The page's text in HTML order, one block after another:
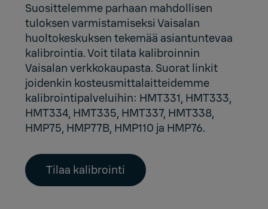
Suosittelemme parhaan mahdollisen
tuloksen varmistamiseksi Vaisalan
huoltokeskuksen tekemää asiantuntevaa
kalibrointia. Voit tilata kalibroinnin
Vaisalan verkkokaupasta. Suorat linkit
joidenkin kosteusmittalaitteidemme
kalibrointipalveluihin: HMT331, HMT333,
HMT334, HMT335, HMT337, HMT338,
HMP75, HMP77B, HMP110 ja HMP76.
Tilaa kalibrointi